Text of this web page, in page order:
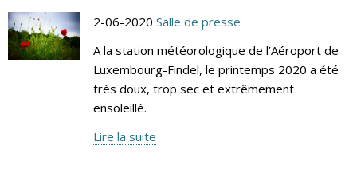
2-06-2020 Salle de presse
A la station météorologique de l’Aéroport de
Luxembourg-Findel, le printemps 2020 a été
très doux, trop sec et extrêmement
ensoleillé.
Lire la suite